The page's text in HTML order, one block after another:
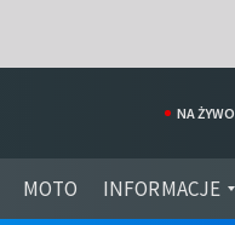
MOTO INFORMACJE
NA ŻYWO